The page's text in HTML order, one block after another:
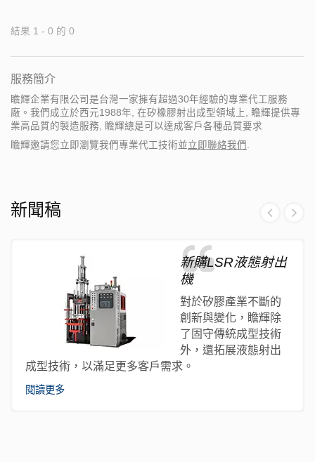
結果 1 - 0 的 0
服務簡介
瞻輝企業有限公司是台灣一家擁有超過30年經驗的專業代工服務
廠。我們成立於西元1988年, 在矽橡膠射出成型領域上, 瞻輝提供專
業高品質的製造服務, 瞻輝總是可以達成客戶各種品質要求
瞻輝邀請您立即瀏覽我們專業代工技術並立即聯絡我們 .
新聞稿
新購LSR液態射出
機
對於矽膠產業不斷的
創新與變化，瞻輝除
了固守傳統成型技術
外，還拓展液態射出
成型技術，以滿足更多客戶需求。
閱讀更多